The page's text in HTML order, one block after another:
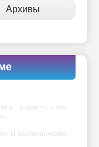
Архивы
– и даже то, о чем
И мыслями можно